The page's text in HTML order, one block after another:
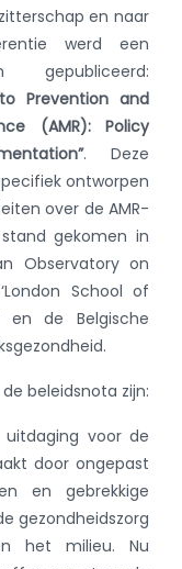
en naar
werd een
gepubliceerd:
Prevention and
(AMR): Policy
. Deze
ontworpen
over de AMR-
gekomen in
Observatory on
School of
en de Belgische
beleidsnota zijn:
uitdaging voor de
door ongepast
en gebrekkige
gezondheidszorg
het milieu. Nu